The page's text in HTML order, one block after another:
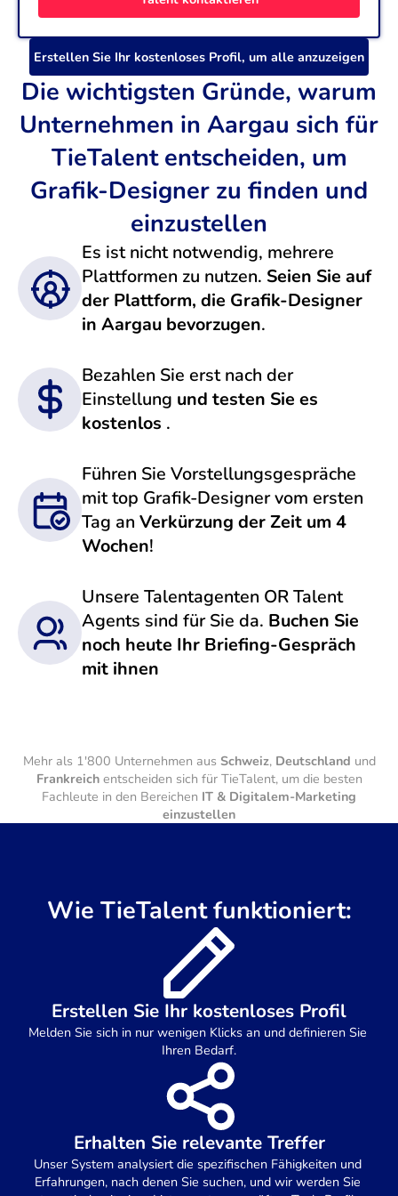
Content (6 Jahre)
Social Media Marketing
Adobe Creative Suite
JIRA
Wordpress
Französisch (Grundkenntnisse - A1)
Schweizerdeutsch (Muttersprache - C2)
Erstellen Sie Ihr kostenloses Profil, um alle anzuzeigen
Die wichtigsten Gründe, warum
Unternehmen in Aargau sich für
TieTalent entscheiden, um
Grafik-Designer zu finden und
einzustellen
Es ist nicht notwendig, mehrere
Plattformen zu nutzen. Seien Sie auf
der Plattform, die Grafik-Designer
in Aargau bevorzugen.
Bezahlen Sie erst nach der
Einstellung und testen Sie es
kostenlos .
Führen Sie Vorstellungsgespräche
mit top Grafik-Designer vom ersten
Tag an Verkürzung der Zeit um 4
Wochen!
Unsere Talentagenten OR Talent
Agents sind für Sie da. Buchen Sie
noch heute Ihr Briefing-Gespräch
mit ihnen
Mehr als 1'800 Unternehmen aus Schweiz, Deutschland und
Frankreichentscheiden sich für TieTalent, um die besten
Fachleute in den Bereichen IT & Digitalem-Marketing
einzustellen
Wie TieTalent funktioniert:
Erstellen Sie Ihr kostenloses Profil
Melden Sie sich in nur wenigen Klicks an und definieren Sie
Ihren Bedarf.
Erhalten Sie relevante Treffer
Unser System analysiert die spezifischen Fähigkeiten und
Erfahrungen, nach denen Sie suchen, und wir werden Sie